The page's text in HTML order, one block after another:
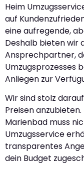
Heim
auf
eine aufregende,
Deshalb bieten wir
Ansprechpartner,
Umzugsprozesses
Anliegen zur
Wir sind stolz
Preisen
Marienbad muss
Umzugsservice
transparentes
dein Budget